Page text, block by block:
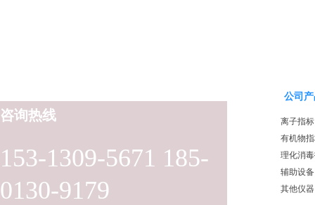
153-1309-5671 185-
0130-9179
咨询热线
公司
离子指标
有机物
理化消
辅助设备
其他仪器